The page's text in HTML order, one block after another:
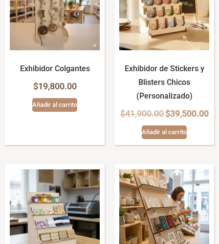
Exhibidor Colgantes
$19,800.00
Añadir al carrito
Exhibidor de Stickers y
Blisters Chicos
(Personalizado)
$41,900.00 $39,500.00
Añadir al carrito